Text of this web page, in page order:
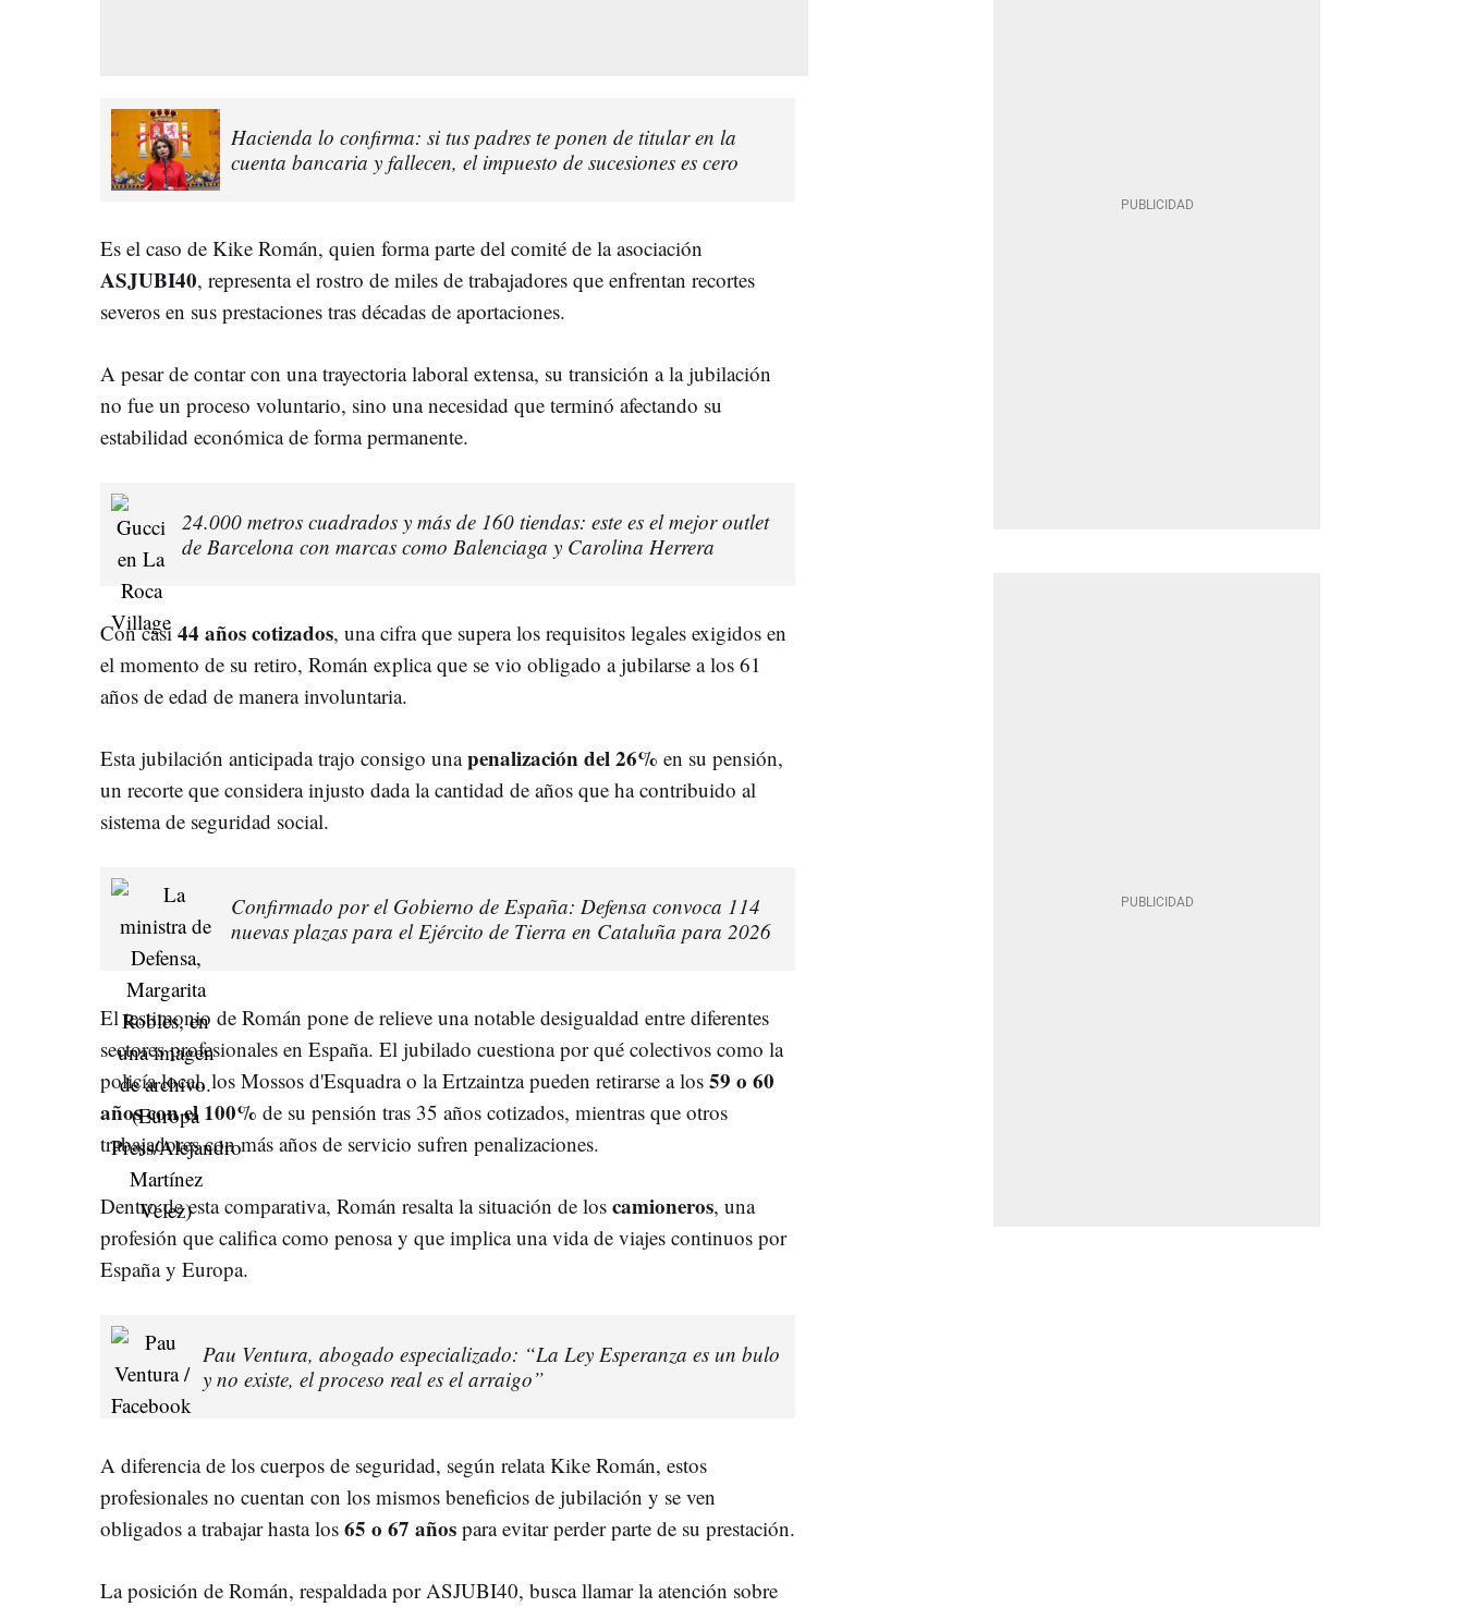
Hacienda lo confirma: si tus padres te ponen de titular en la
cuenta bancaria y fallecen, el impuesto de sucesiones es cero
Es el caso de Kike Román, quien forma parte del comité de la asociación
ASJUBI40, representa el rostro de miles de trabajadores que enfrentan recortes
severos en sus prestaciones tras décadas de aportaciones.
A pesar de contar con una trayectoria laboral extensa, su transición a la jubilación
no fue un proceso voluntario, sino una necesidad que terminó afectando su
estabilidad económica de forma permanente.
24.000 metros cuadrados y más de 160 tiendas: este es el mejor outlet
de Barcelona con marcas como Balenciaga y Carolina Herrera
Con casi 44 años cotizados, una cifra que supera los requisitos legales exigidos en
el momento de su retiro, Román explica que se vio obligado a jubilarse a los 61
años de edad de manera involuntaria.
Esta jubilación anticipada trajo consigo unapenalización del 26% en su pensión,
un recorte que considera injusto dada la cantidad de años que ha contribuido al
sistema de seguridad social.
Confirmado por el Gobierno de España: Defensa convoca 114
nuevas plazas para el Ejército de Tierra en Cataluña para 2026
El testimonio de Román pone de relieve una notable desigualdad entre diferentes
sectores profesionales en España. El jubilado cuestiona por qué colectivos como la
policía local, los Mossos d'Esquadra o la Ertzaintza pueden retirarse a los 59 o 60
años con el 100% de su pensión tras 35 años cotizados, mientras que otros
trabajadores con más años de servicio sufren penalizaciones.
Dentro de esta comparativa, Román resalta la situación de los camioneros, una
profesión que califica como penosa y que implica una vida de viajes continuos por
España y Europa.
Pau Ventura, abogado especializado: “La Ley Esperanza es un bulo
y no existe, el proceso real es el arraigo”
A diferencia de los cuerpos de seguridad, según relata Kike Román, estos
profesionales no cuentan con los mismos beneficios de jubilación y se ven
obligados a trabajar hasta los 65 o 67 años para evitar perder parte de su prestación.
La posición de Román, respaldada por ASJUBI40, busca llamar la atención sobre